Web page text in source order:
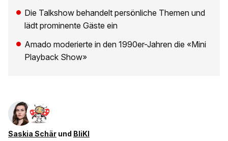
Die Talkshow behandelt persönliche Themen und
lädt prominente Gäste ein
Amado moderierte in den 1990er-Jahren die «Mini
Playback Show»
Saskia Schär und BliKI